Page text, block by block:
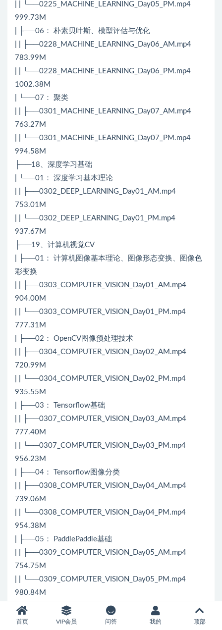
| | └──0225_MACHINE_LEARNING_Day05_PM.mp4
999.73M
| ├──06： 朴素贝叶斯、模型评估与优化
| | ├──0228_MACHINE_LEARNING_Day06_AM.mp4
783.99M
| | └──0228_MACHINE_LEARNING_Day06_PM.mp4
1002.38M
| └──07： 聚类
| | ├──0301_MACHINE_LEARNING_Day07_AM.mp4
763.27M
| | └──0301_MACHINE_LEARNING_Day07_PM.mp4
994.58M
├──18、深度学习基础
| └──01： 深度学习基本理论
| | ├──0302_DEEP_LEARNING_Day01_AM.mp4
753.01M
| | └──0302_DEEP_LEARNING_Day01_PM.mp4
937.67M
├──19、计算机视觉CV
| ├──01： 计算机图像基本理论、图像形态变换、图像色
彩变换
| | ├──0303_COMPUTER_VISION_Day01_AM.mp4
904.00M
| | └──0303_COMPUTER_VISION_Day01_PM.mp4
777.31M
| ├──02： OpenCV图像预处理技术
| | ├──0304_COMPUTER_VISION_Day02_AM.mp4
720.99M
| | └──0304_COMPUTER_VISION_Day02_PM.mp4
935.55M
| ├──03： Tensorflow基础
| | ├──0307_COMPUTER_VISION_Day03_AM.mp4
777.40M
| | └──0307_COMPUTER_VISION_Day03_PM.mp4
956.23M
| ├──04： Tensorflow图像分类
| | ├──0308_COMPUTER_VISION_Day04_AM.mp4
739.06M
| | └──0308_COMPUTER_VISION_Day04_PM.mp4
954.38M
| ├──05： PaddlePaddle基础
| | ├──0309_COMPUTER_VISION_Day05_AM.mp4
754.75M
| | └──0309_COMPUTER_VISION_Day05_PM.mp4
980.84M
| ├──06： 目标检测基本理论、图像标注工具
| | ├──0310_COMPUTER_VISION_Day06_AM.mp4
首页 VIP会员 问答 我的 顶部